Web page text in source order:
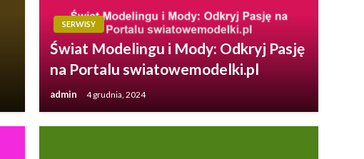
SERWISY
Świat Modelingu i Mody: Odkryj Pasję
na Portalu swiatowemodelki.pl
admin 4 grudnia, 2024